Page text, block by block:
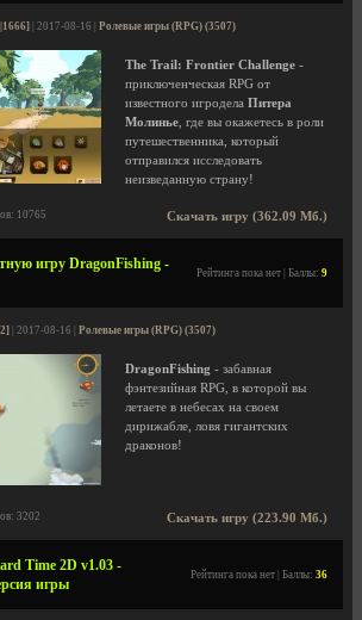
| 2017-08-16 | Ролевые игры (RPG) (3507)
The Trail: Frontier Challenge -
приключенческая RPG от
известного игродела Питера
Молинье , где вы окажетесь в роли
путешественника, который
отправился исследовать
неизведанную страну!
Скачать игру (362.09 Мб.)
10765
игру DragonFishing -
Рейтинга пока нет | Баллы: 9
| 2017-08-16 | Ролевые игры (RPG) (3507)
DragonFishing - забавная
фэнтезийная RPG, в которой вы
летаете в небесах на своем
дирижабле, ловя гигантских
драконов!
Скачать игру (223.90 Мб.)
3202
Time 2D v1.03 -
игры
Рейтинга пока нет | Баллы: 36